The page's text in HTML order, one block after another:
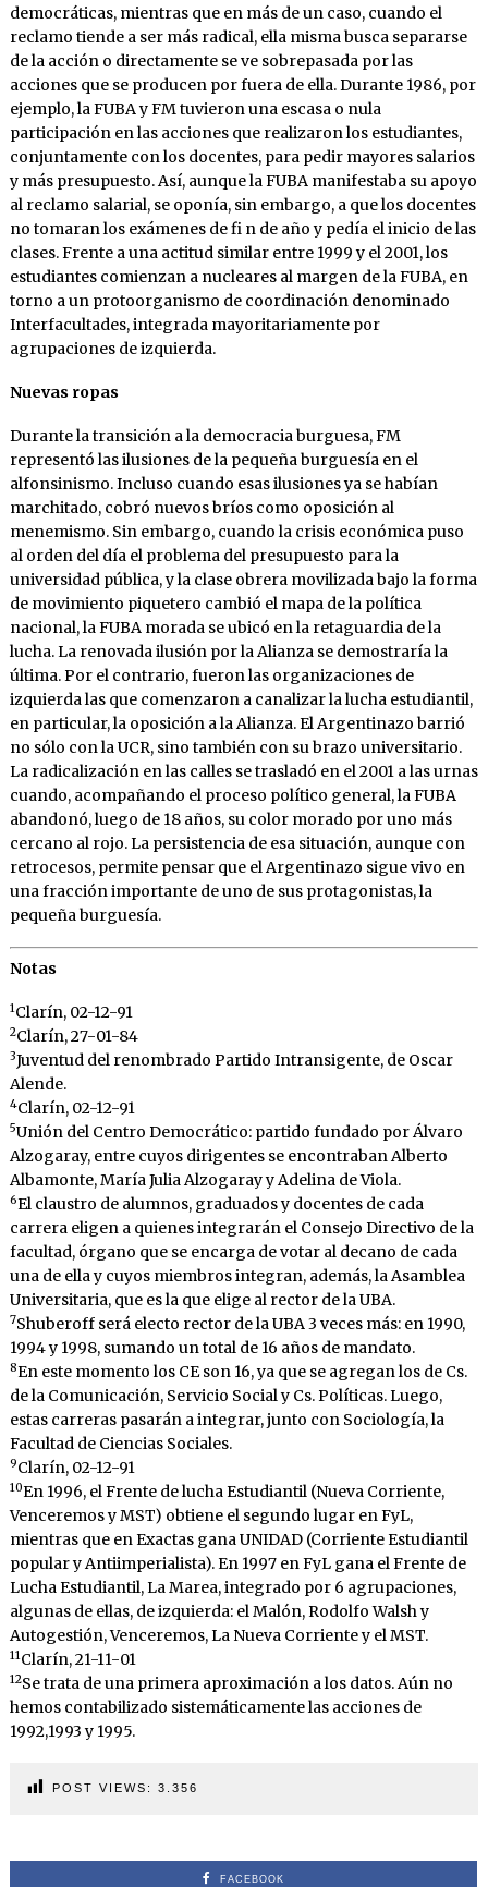
democráticas, mientras que en más de un caso, cuando el
reclamo tiende a ser más radical, ella misma busca separarse
de la acción o directamente se ve sobrepasada por las
acciones que se producen por fuera de ella. Durante 1986, por
ejemplo, la FUBA y FM tuvieron una escasa o nula
participación en las acciones que realizaron los estudiantes,
conjuntamente con los docentes, para pedir mayores salarios
y más presupuesto. Así, aunque la FUBA manifestaba su apoyo
al reclamo salarial, se oponía, sin embargo, a que los docentes
no tomaran los exámenes de fi n de año y pedía el inicio de las
clases. Frente a una actitud similar entre 1999 y el 2001, los
estudiantes comienzan a nucleares al margen de la FUBA, en
torno a un protoorganismo de coordinación denominado
Interfacultades, integrada mayoritariamente por
agrupaciones de izquierda.
Nuevas ropas
Durante la transición a la democracia burguesa, FM
representó las ilusiones de la pequeña burguesía en el
alfonsinismo. Incluso cuando esas ilusiones ya se habían
marchitado, cobró nuevos bríos como oposición al
menemismo. Sin embargo, cuando la crisis económica puso
al orden del día el problema del presupuesto para la
universidad pública, y la clase obrera movilizada bajo la forma
de movimiento piquetero cambió el mapa de la política
nacional, la FUBA morada se ubicó en la retaguardia de la
lucha. La renovada ilusión por la Alianza se demostraría la
última. Por el contrario, fueron las organizaciones de
izquierda las que comenzaron a canalizar la lucha estudiantil,
en particular, la oposición a la Alianza. El Argentinazo barrió
no sólo con la UCR, sino también con su brazo universitario.
La radicalización en las calles se trasladó en el 2001 a las urnas
cuando, acompañando el proceso político general, la FUBA
abandonó, luego de 18 años, su color morado por uno más
cercano al rojo. La persistencia de esa situación, aunque con
retrocesos, permite pensar que el Argentinazo sigue vivo en
una fracción importante de uno de sus protagonistas, la
pequeña burguesía.
Notas
1Clarín, 02-12-91
2Clarín, 27-01-84
3Juventud del renombrado Partido Intransigente, de Oscar
Alende.
4Clarín, 02-12-91
5Unión del Centro Democrático: partido fundado por Álvaro
Alzogaray, entre cuyos dirigentes se encontraban Alberto
Albamonte, María Julia Alzogaray y Adelina de Viola.
6El claustro de alumnos, graduados y docentes de cada
carrera eligen a quienes integrarán el Consejo Directivo de la
facultad, órgano que se encarga de votar al decano de cada
una de ella y cuyos miembros integran, además, la Asamblea
Universitaria, que es la que elige al rector de la UBA.
7Shuberoff será electo rector de la UBA 3 veces más: en 1990,
1994 y 1998, sumando un total de 16 años de mandato.
8En este momento los CE son 16, ya que se agregan los de Cs.
de la Comunicación, Servicio Social y Cs. Políticas. Luego,
estas carreras pasarán a integrar, junto con Sociología, la
Facultad de Ciencias Sociales.
9Clarín, 02-12-91
10En 1996, el Frente de lucha Estudiantil (Nueva Corriente,
Venceremos y MST) obtiene el segundo lugar en FyL,
mientras que en Exactas gana UNIDAD (Corriente Estudiantil
popular y Antiimperialista). En 1997 en FyL gana el Frente de
Lucha Estudiantil, La Marea, integrado por 6 agrupaciones,
algunas de ellas, de izquierda: el Malón, Rodolfo Walsh y
Autogestión, Venceremos, La Nueva Corriente y el MST.
11Clarín, 21-11-01
12Se trata de una primera aproximación a los datos. Aún no
hemos contabilizado sistemáticamente las acciones de
1992,1993 y 1995.
POST VIEWS: 3.356
FACEBOOK